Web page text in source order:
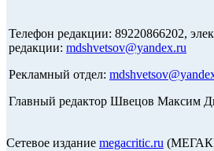
Телефон редакции: 89220866202,
редакции: mdshvetsov@yandex.ru
Рекламный отдел:
Главный редактор Швецов Максим
Сетевое издание megacritic.ru